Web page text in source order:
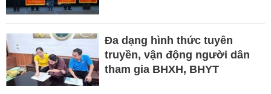
Đa dạng hình thức tuyên
truyền, vận động người dân
tham gia BHXH, BHYT